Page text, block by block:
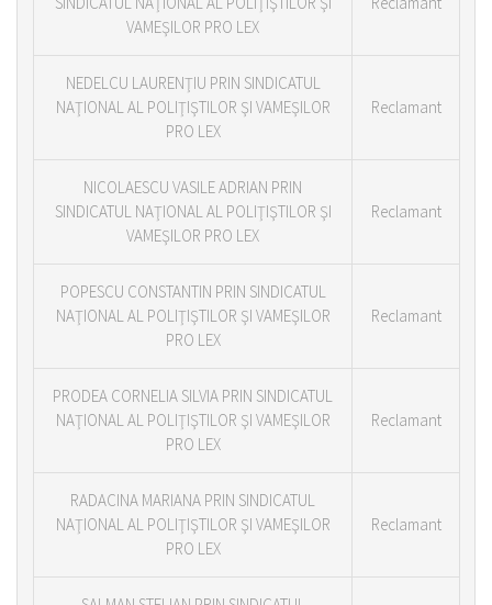
VAMEŞILOR PRO LEX
NEDELCU LAURENŢIU PRIN SINDICATUL
NAŢIONAL AL POLIŢIŞTILOR ŞI VAMEŞILOR
PRO LEX
Reclamant
NICOLAESCU VASILE ADRIAN PRIN
SINDICATUL NAŢIONAL AL POLIŢIŞTILOR ŞI
VAMEŞILOR PRO LEX
Reclamant
POPESCU CONSTANTIN PRIN SINDICATUL
NAŢIONAL AL POLIŢIŞTILOR ŞI VAMEŞILOR
PRO LEX
Reclamant
PRODEA CORNELIA SILVIA PRIN SINDICATUL
NAŢIONAL AL POLIŢIŞTILOR ŞI VAMEŞILOR
PRO LEX
Reclamant
RADACINA MARIANA PRIN SINDICATUL
NAŢIONAL AL POLIŢIŞTILOR ŞI VAMEŞILOR
PRO LEX
Reclamant